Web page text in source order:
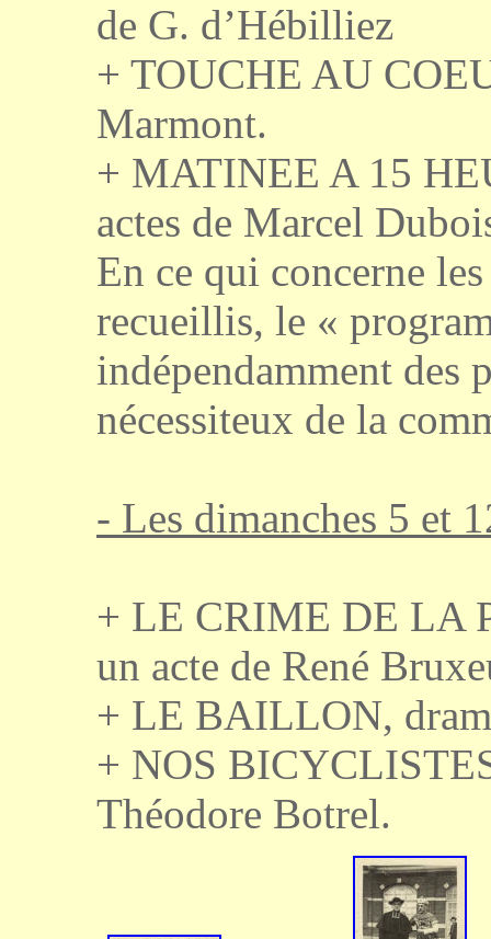
de G. d’Hébilliez
+ TOUCHE AU
Marmont.
+ MATINEE A 15
actes de Marcel
En ce qui concerne
recueillis, le «
indépendamment des
nécessiteux de la
- Les dimanches 5 et
+ LE CRIME DE LA
un acte de René
+ LE BAILLON,
+ NOS
Théodore Botrel.